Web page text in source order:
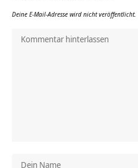
Deine E-Mail-Adresse wird nicht veröffentlicht.